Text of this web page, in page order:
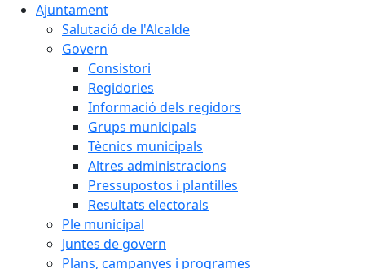
Ajuntament
Salutació de l'Alcalde
Govern
Consistori
Regidories
Informació dels regidors
Grups municipals
Tècnics municipals
Altres administracions
Pressupostos i plantilles
Resultats electorals
Ple municipal
Juntes de govern
Plans, campanyes i programes